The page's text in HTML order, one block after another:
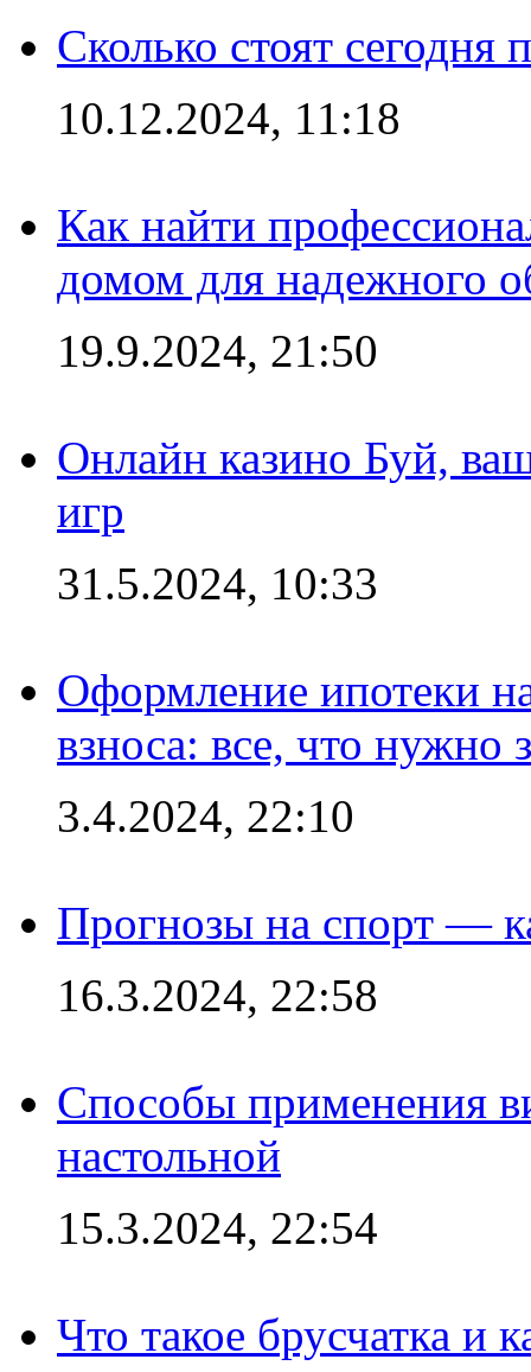
Сколько стоят сегодня
10.12.2024, 11:18
Как найти
домом для надежного
19.9.2024, 21:50
Онлайн казино Буй,
игр
31.5.2024, 10:33
Оформление ипотеки
взноса: все, что нужно
3.4.2024, 22:10
Прогнозы на спорт —
16.3.2024, 22:58
Способы применения
настольной
15.3.2024, 22:54
Что такое брусчатка и